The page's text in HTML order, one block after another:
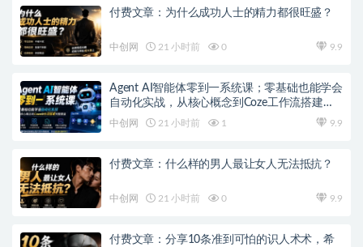
付费文章：为什么成功人士的精力都很旺盛？
中创网 21 小时前 0 9.9
Agent AI智能体零到一系统课；零基础也能学会
自动化实战，从核心概念到Coze工作流搭建完
整覆盖
中创网 21 小时前 1 9.9
付费文章：什么样的男人最让女人无法抵抗？
中创网 21 小时前 0 9.9
付费文章：分享10条准到可怕的识人术术，希